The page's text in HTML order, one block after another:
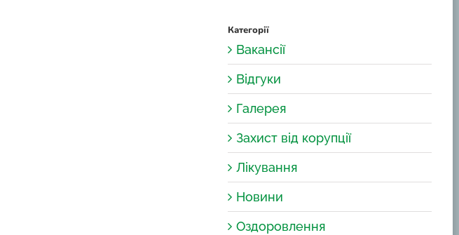
Категорії
Вакансії
Відгуки
Галерея
Захист від корупції
Лікування
Новини
Оздоровлення